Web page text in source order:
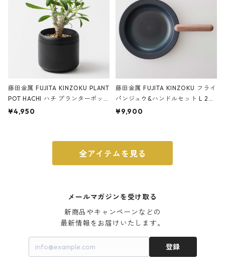
藤田金属 FUJITA KINZOKU PLANT
POT HACHI ハチ プランターポッ
ト 3号 ブラック
¥4,950
藤田金属 FUJITA KINZOKU フライ
パンジュウ&ハンドルセット L 24c
m ガス火・IH対応 鉄フライパン
¥9,900
全アイテムを見る
メールマガジンを受け取る
新商品やキャンペーンなどの
最新情報をお届けいたします。
登録